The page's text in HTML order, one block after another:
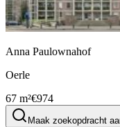
Anna Paulownahof
Oerle
67 m²€974
Maak zoekopdracht